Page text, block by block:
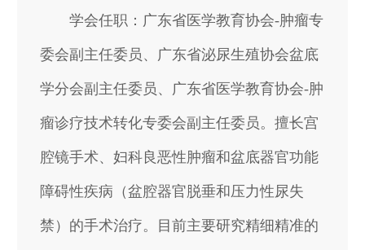
学会任职：广东省医学教育协会-肿瘤专
委会副主任委员、广东省泌尿生殖协会盆底
学分会副主任委员、广东省医学教育协会-肿
瘤诊疗技术转化专委会副主任委员。擅长宫
腔镜手术、妇科良恶性肿瘤和盆底器官功能
障碍性疾病（盆腔器官脱垂和压力性尿失
禁）的手术治疗。目前主要研究精细精准的